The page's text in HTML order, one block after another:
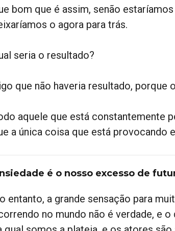
bom que é assim, senão
o agora para trás.
seria o resultado?
que não haveria resultado, porque
aquele que está constantemente
a única coisa que está provocando
é o nosso excesso de
entanto, a grande sensação para
no mundo não é verdade, e